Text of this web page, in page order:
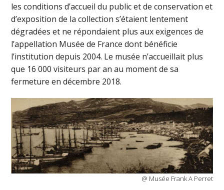
les conditions d’accueil du public et de conservation et
d’exposition de la collection s’étaient lentement
dégradées et ne répondaient plus aux exigences de
l’appellation Musée de France dont bénéficie
l’institution depuis 2004. Le musée n’accueillait plus
que 16 000 visiteurs par an au moment de sa
fermeture en décembre 2018.
@ Musée Frank A Perret